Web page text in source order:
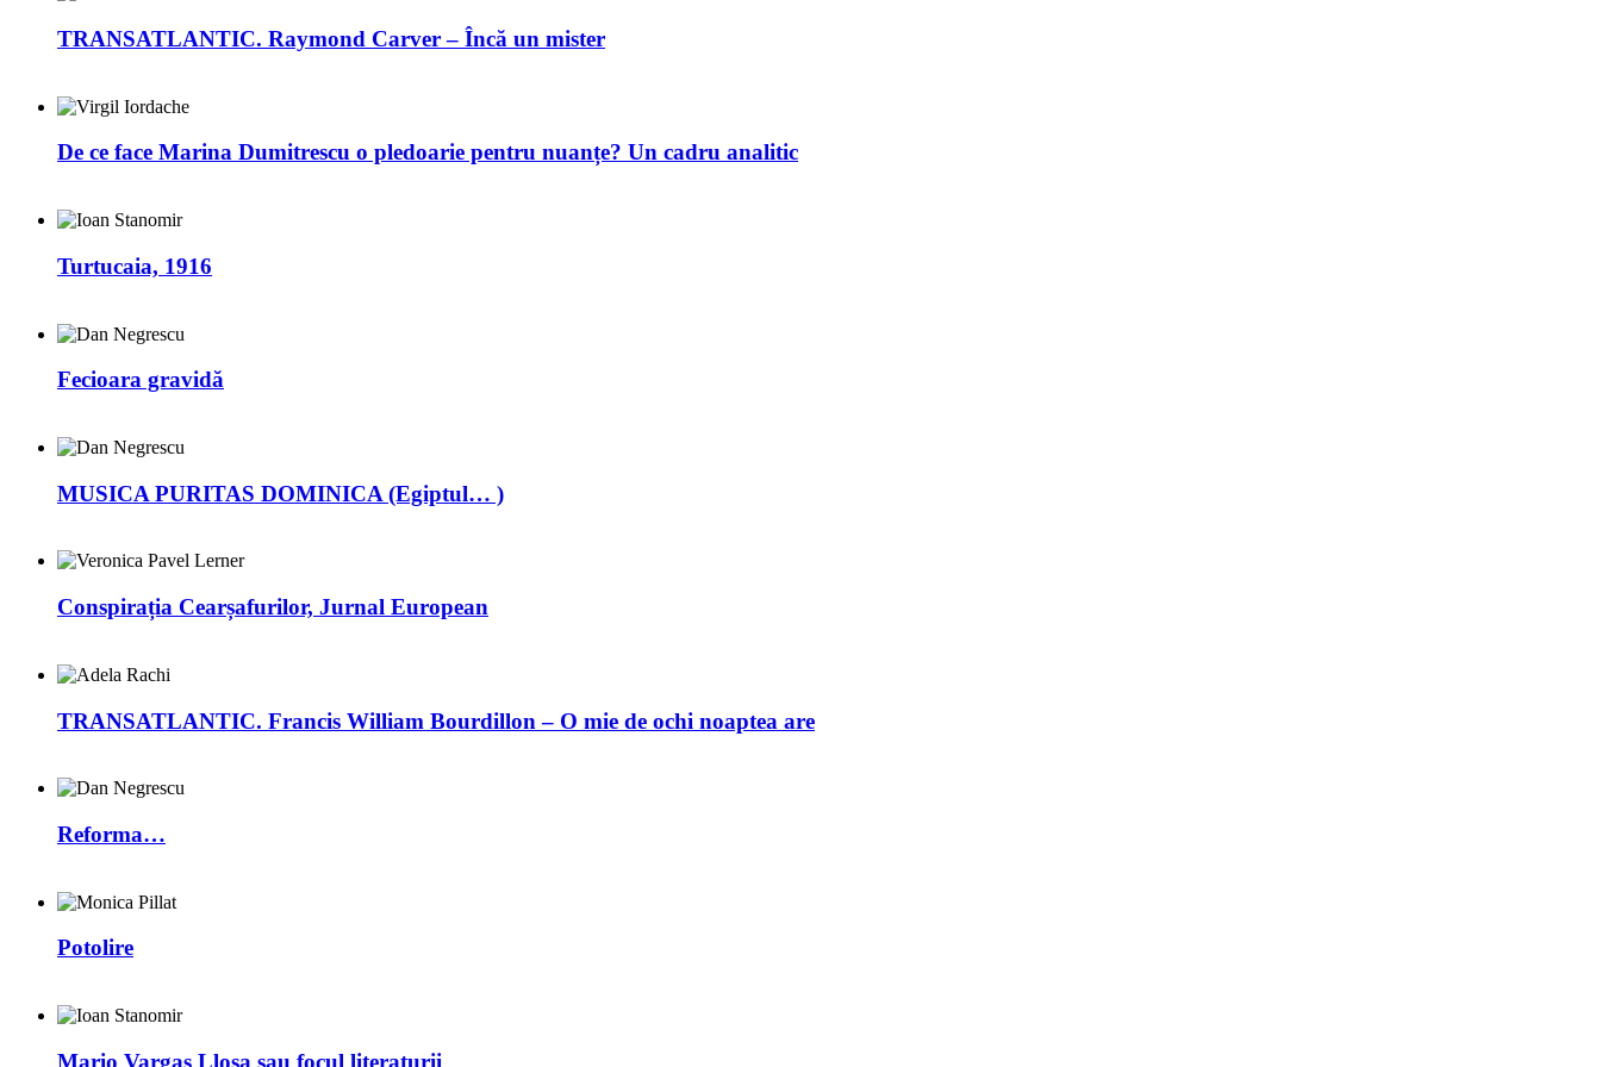
TRANSATLANTIC. Raymond Carver – Încă un mister
De ce face Marina Dumitrescu o pledoarie pentru nuanțe? Un cadru analitic
Turtucaia, 1916
Fecioara gravidă
MUSICA PURITAS DOMINICA (Egiptul… )
Conspirația Cearșafurilor, Jurnal European
TRANSATLANTIC. Francis William Bourdillon – O mie de ochi noaptea are
Reforma…
Potolire
Mario Vargas Llosa sau focul literaturii